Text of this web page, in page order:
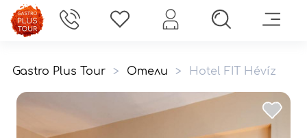
Gastro Plus Tour > Отели > Hotel FIT Hévíz